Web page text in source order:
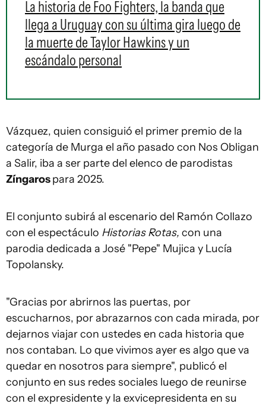
La historia de Foo Fighters, la banda que
llega a Uruguay con su última gira luego de
la muerte de Taylor Hawkins y un
escándalo personal
Vázquez, quien consiguió el primer premio de la
categoría de Murga el año pasado con Nos Obligan
a Salir, iba a ser parte del elenco de parodistas
Zíngarospara 2025.
El conjunto subirá al escenario del Ramón Collazo
con el espectáculo Historias Rotas, con una
parodia dedicada a José "Pepe" Mujica y Lucía
Topolansky.
"Gracias por abrirnos las puertas, por
escucharnos, por abrazarnos con cada mirada, por
dejarnos viajar con ustedes en cada historia que
nos contaban. Lo que vivimos ayer es algo que va
quedar en nosotros para siempre", publicó el
conjunto en sus redes sociales luego de reunirse
con el expresidente y la exvicepresidenta en su